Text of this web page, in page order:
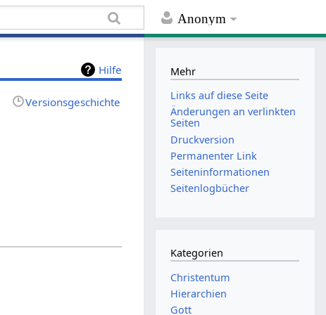
Anonym
Hilfe
Versionsgeschichte
Mehr
Links auf diese Seite
Änderungen an verlinkten
Seiten
Druckversion
Permanenter Link
Seiten­informationen
Seitenlogbücher
Kategorien
Christentum
Hierarchien
Gott